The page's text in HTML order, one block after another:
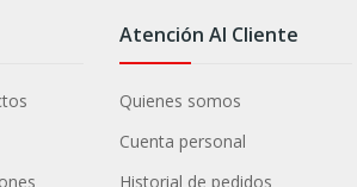
Atención Al Cliente
Quienes somos
Cuenta personal
Historial de pedidos